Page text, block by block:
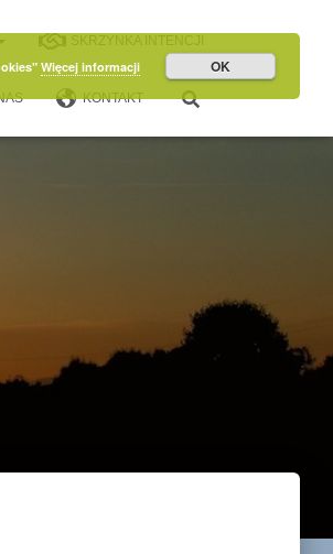
SKRZYNKA INTENCJI
KONTAKT
Więcej informacji OK